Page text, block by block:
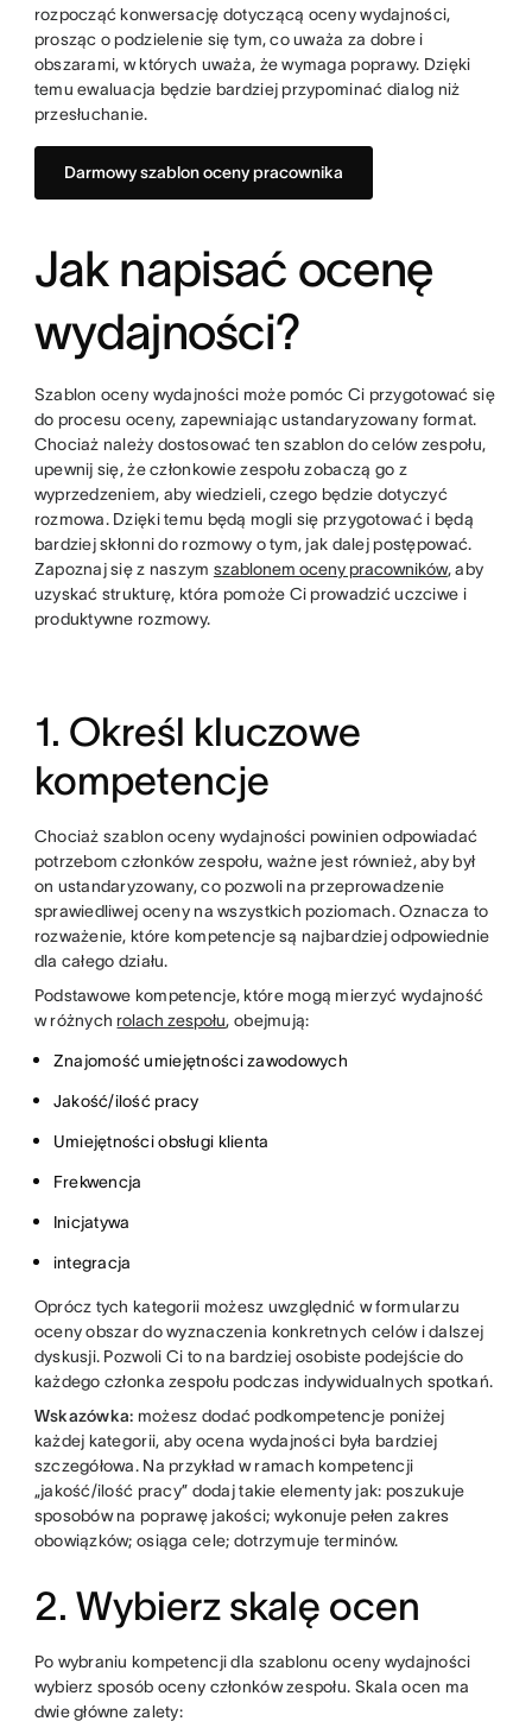
rozpocząć konwersację dotyczącą oceny wydajności,
prosząc o podzielenie się tym, co uważa za dobre i
obszarami, w których uważa, że wymaga poprawy. Dzięki
temu ewaluacja będzie bardziej przypominać dialog niż
przesłuchanie.
Darmowy szablon oceny pracownika
Jak napisać ocenę
wydajności?
Szablon oceny wydajności może pomóc Ci przygotować się
do procesu oceny, zapewniając ustandaryzowany format.
Chociaż należy dostosować ten szablon do celów zespołu,
upewnij się, że członkowie zespołu zobaczą go z
wyprzedzeniem, aby wiedzieli, czego będzie dotyczyć
rozmowa. Dzięki temu będą mogli się przygotować i będą
bardziej skłonni do rozmowy o tym, jak dalej postępować.
Zapoznaj się z naszym szablonem oceny pracowników, aby
uzyskać strukturę, która pomoże Ci prowadzić uczciwe i
produktywne rozmowy.
1. Określ kluczowe
kompetencje
Chociaż szablon oceny wydajności powinien odpowiadać
potrzebom członków zespołu, ważne jest również, aby był
on ustandaryzowany, co pozwoli na przeprowadzenie
sprawiedliwej oceny na wszystkich poziomach. Oznacza to
rozważenie, które kompetencje są najbardziej odpowiednie
dla całego działu.
Podstawowe kompetencje, które mogą mierzyć wydajność
w różnych rolach zespołu, obejmują:
Znajomość umiejętności zawodowych
Jakość/ilość pracy
Umiejętności obsługi klienta
Frekwencja
Inicjatywa
integracja
Oprócz tych kategorii możesz uwzględnić w formularzu
oceny obszar do wyznaczenia konkretnych celów i dalszej
dyskusji. Pozwoli Ci to na bardziej osobiste podejście do
każdego członka zespołu podczas indywidualnych spotkań.
Wskazówka: możesz dodać podkompetencje poniżej
każdej kategorii, aby ocena wydajności była bardziej
szczegółowa. Na przykład w ramach kompetencji
„jakość/ilość pracy” dodaj takie elementy jak: poszukuje
sposobów na poprawę jakości; wykonuje pełen zakres
obowiązków; osiąga cele; dotrzymuje terminów.
2. Wybierz skalę ocen
Po wybraniu kompetencji dla szablonu oceny wydajności
wybierz sposób oceny członków zespołu. Skala ocen ma
dwie główne zalety: